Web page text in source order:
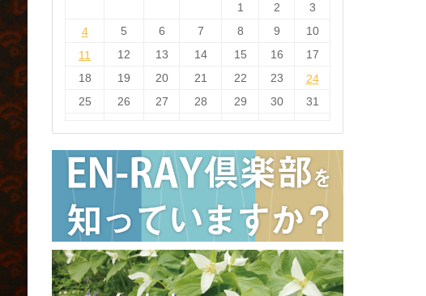
1 2
3
4
4 5 6 7 8 9
10
11
11 12 13 14 15 16
17
18
19 20 21 22 23 24
24
25
26 27 28 29 30 31